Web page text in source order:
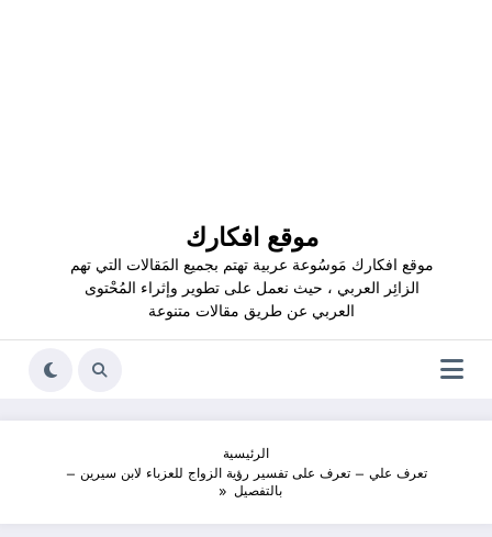
موقع افكارك
موقع افكارك مَوسُوعة عربية تهتم بجميع المَقالات التي تهم
الزائِر العربي ، حيث نعمل على تطوير وإثراء المُحْتوى
العربي عن طريق مقالات متنوعة
الرئيسية
تعرف علي – تعرف على تفسير رؤية الزواج للعزباء لابن سيرين –
بالتفصيل